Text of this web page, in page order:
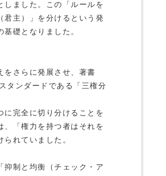
しました。この「ルールを
君主）」を分けるという発
礎となりました。
をさらに発展させ、著書
タンダードである「三権分
に完全に切り分けることを
、「権力を持つ者はそれを
れていました。
抑制と均衡（チェック・ア